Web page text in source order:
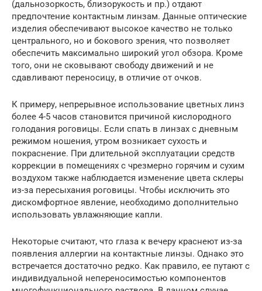
(дальнозоркость, близорукость и пр.) отдают
предпочтение контактным линзам. Данные оптические
изделия обеспечивают высокое качество не только
центрального, но и бокового зрения, что позволяет
обеспечить максимально широкий угол обзора. Кроме
того, они не сковывают свободу движений и не
сдавливают переносицу, в отличие от очков.
К примеру, непрерывное использование цветных линз
более 4-5 часов становится причиной кислородного
голодания роговицы. Если спать в линзах с дневным
режимом ношения, утром возникает сухость и
покраснение. При длительной эксплуатации средств
коррекции в помещениях с чрезмерно горячим и сухим
воздухом также наблюдается изменение цвета склеры
из-за пересыхания роговицы. Чтобы исключить это
дискомфортное явление, необходимо дополнительно
использовать увлажняющие капли.
Некоторые считают, что глаза к вечеру краснеют из-за
появления аллергии на контактные линзы. Однако это
встречается достаточно редко. Как правило, ее путают с
индивидуальной непереносимостью компонентов